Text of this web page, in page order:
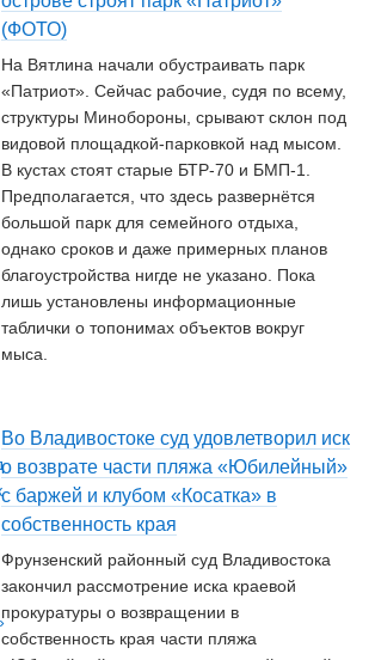
(ФОТО)
На Вятлина начали обустраивать парк
«Патриот». Сейчас рабочие, судя по всему,
структуры Минобороны, срывают склон под
видовой площадкой-парковкой над мысом.
В кустах стоят старые БТР-70 и БМП-1.
Предполагается, что здесь развернётся
большой парк для семейного отдыха,
однако сроков и даже примерных планов
благоустройства нигде не указано. Пока
лишь установлены информационные
таблички о топонимах объектов вокруг
мыса.
Во Владивостоке суд удовлетворил иск
о возврате части пляжа «Юбилейный»
с баржей и клубом «Косатка» в
собственность края
Фрунзенский районный суд Владивостока
закончил рассмотрение иска краевой
прокуратуры о возвращении в
собственность края части пляжа